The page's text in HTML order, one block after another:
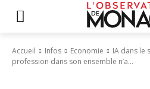
Accueil Infos Economie
IA dans le
profession dans son ensemble n’a...